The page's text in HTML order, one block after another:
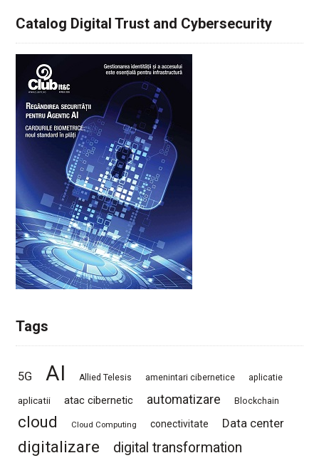
Catalog Digital Trust and Cybersecurity
Tags
5G AI Allied Telesis amenintari cibernetice aplicatie
aplicatii atac cibernetic automatizare Blockchain
cloud Cloud Computing conectivitate Data center
digitalizare digital transformation